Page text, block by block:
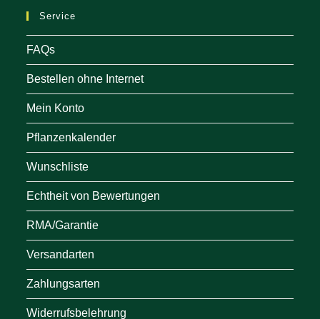
Service
FAQs
Bestellen ohne Internet
Mein Konto
Pflanzenkalender
Wunschliste
Echtheit von Bewertungen
RMA/Garantie
Versandarten
Zahlungsarten
Widerrufsbelehrung